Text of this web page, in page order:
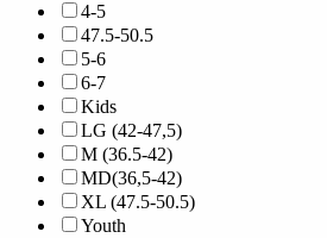
4-5
47.5-50.5
5-6
6-7
Kids
LG (42-47,5)
M (36.5-42)
MD(36,5-42)
XL (47.5-50.5)
Youth